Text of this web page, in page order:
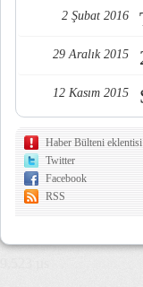
2 Şubat 2016
29 Aralık 2015
12 Kasım 2015
Haber Bülteni eklentisi
Twitter
Facebook
RSS